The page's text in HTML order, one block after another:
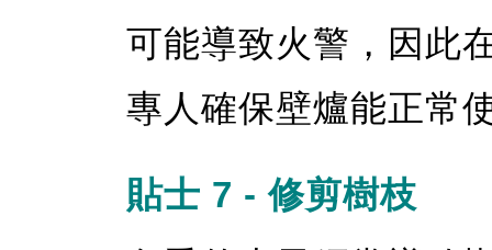
可能導致火警，因此
專人確保壁爐能正常
貼士 7 - 修剪樹枝